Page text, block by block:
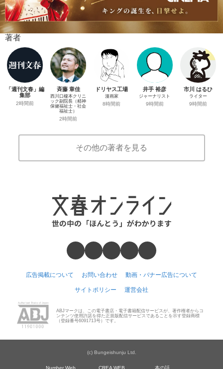
著者
「週刊文春」編
集部
2時間前
斉藤 章佳
西川口榎本クリニ
ック副院長（精神
保健福祉士・社会
福祉士）
2時間前
ドリヤス工場
漫画家
8時間前
井手 裕彦
ジャーナリスト
9時間前
市川 はるひ
ライター
9時間前
その他の著者を見る
広告掲載について お問い合わせ 動画・バナー広告について
サイトポリシー 運営会社
ABJマークは、この電子書店・電子書籍配信サービスが、著作権者からコ
ンテンツ使用許諾を得た正規版配信サービスであることを示す登録商標
（登録番号6091713号）です。
(c) Bungeishunju Ltd.
Number Web CREA WEB 本の話